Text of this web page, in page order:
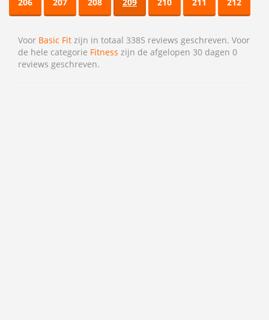
Voor Basic Fit zijn in totaal 3385 reviews geschreven. Voor
de hele categorie Fitness zijn de afgelopen 30 dagen 0
reviews geschreven.